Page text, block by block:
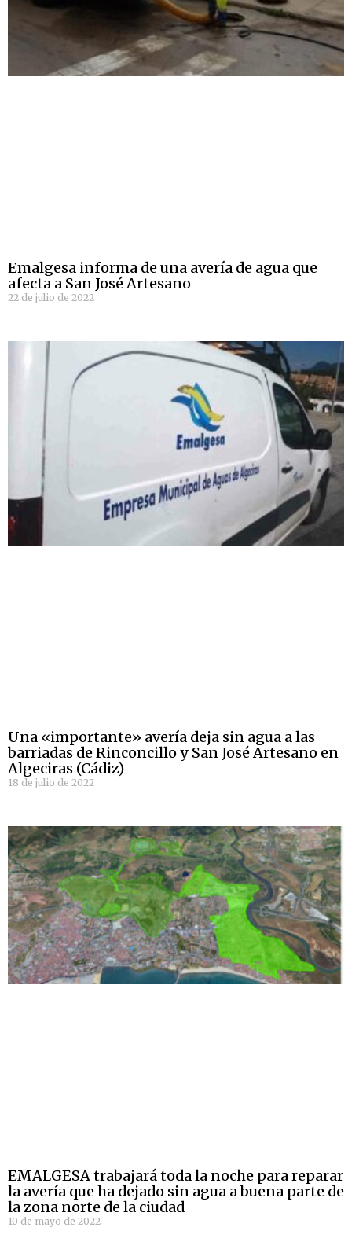
Emalgesa informa de una avería de agua que
afecta a San José Artesano
22 de julio de 2022
Una «importante» avería deja sin agua a las
barriadas de Rinconcillo y San José Artesano en
Algeciras (Cádiz)
18 de julio de 2022
EMALGESA trabajará toda la noche para reparar
la avería que ha dejado sin agua a buena parte de
la zona norte de la ciudad
10 de mayo de 2022